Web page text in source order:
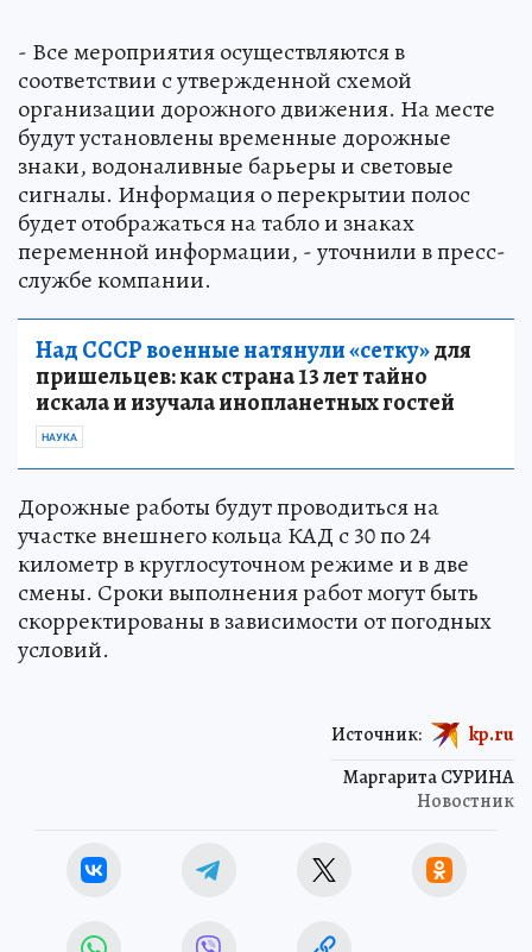
- Все мероприятия осуществляются в
соответствии с утвержденной схемой
организации дорожного движения. На месте
будут установлены временные дорожные
знаки, водоналивные барьеры и световые
сигналы. Информация о перекрытии полос
будет отображаться на табло и знаках
переменной информации, - уточнили в пресс-
службе компании.
Над СССР военные натянули «сетку»для
пришельцев: как страна 13 лет тайно
искала и изучала инопланетных гостей
НАУКА
Дорожные работы будут проводиться на
участке внешнего кольца КАД с 30 по 24
километр в круглосуточном режиме и в две
смены. Сроки выполнения работ могут быть
скорректированы в зависимости от погодных
условий.
Маргарита СУРИНА
Новостник
Источник: kp.ru